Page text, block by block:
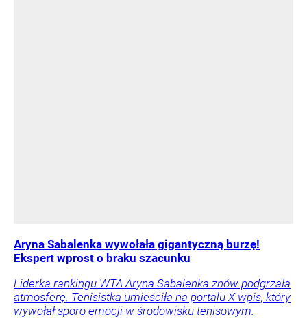
Aryna Sabalenka wywołała gigantyczną burzę!
Ekspert wprost o braku szacunku
Liderka rankingu WTA Aryna Sabalenka znów podgrzała
atmosferę. Tenisistka umieściła na portalu X wpis, który
wywołał sporo emocji w środowisku tenisowym.